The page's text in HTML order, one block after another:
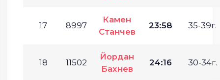
17 8997
Камен
Станчев
23:58 35-39г.
18 11502
Йордан
Бахнев
24:16 30-34г.